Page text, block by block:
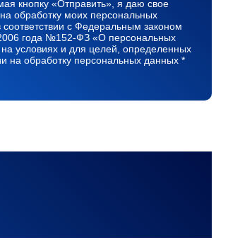
кнопку «Отправить», я даю свое
обработку моих персональных
соответствии с Федеральным законом
года №152-ФЗ «О персональных
условиях и для целей, определенных
на обработку персональных данных *